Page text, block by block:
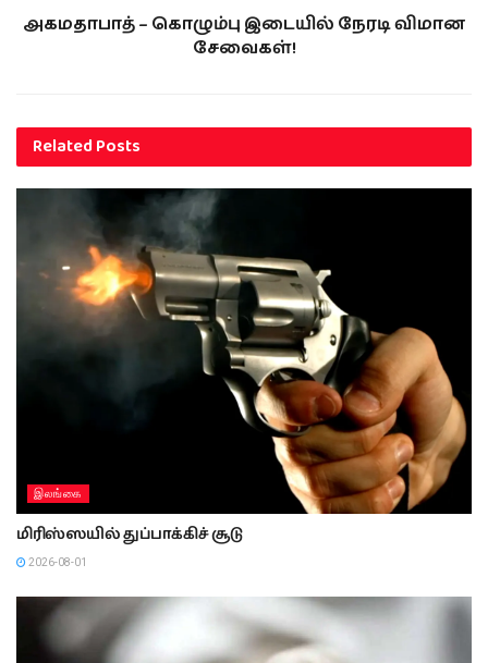
அகமதாபாத் – கொழும்பு இடையில் நேரடி விமான
சேவைகள்!
RelatedPosts
இலங்கை
மிரிஸ்ஸயில் துப்பாக்கிச் சூடு
2026-08-01